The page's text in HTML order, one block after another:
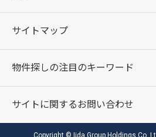
サイトマップ
物件探しの注目のキーワード
サイトに関するお問い合わせ
Copyright © Iida Group Holdings